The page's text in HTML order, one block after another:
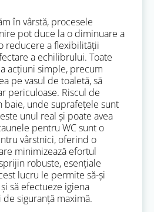
în vârstă, procesele
pot duce la o diminuare a
reducere a flexibilității
a echilibrului. Toate
acțiuni simple, precum
pe vasul de toaletă, să
periculoase. Riscul de
baie, unde suprafețele sunt
unul real și poate avea
pentru WC sunt o
vârstnici, oferind o
minimizează efortul
robuste, esențiale
lucru le permite să-și
să efectueze igiena
siguranță maximă.